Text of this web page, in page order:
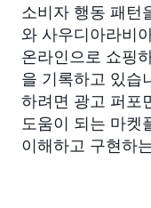
소비자 행동 패턴
와 사우디아라비
온라인으로 쇼핑
을 기록하고 있습
하려면 광고 퍼포
도움이 되는 마켓
이해하고 구현하